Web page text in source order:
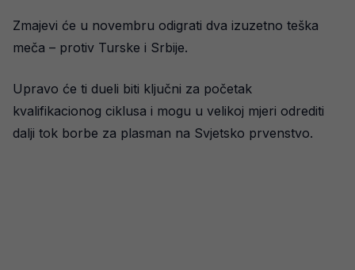
Zmajevi će u novembru odigrati dva izuzetno teška
meča – protiv Turske i Srbije.
Upravo će ti dueli biti ključni za početak
kvalifikacionog ciklusa i mogu u velikoj mjeri odrediti
dalji tok borbe za plasman na Svjetsko prvenstvo.